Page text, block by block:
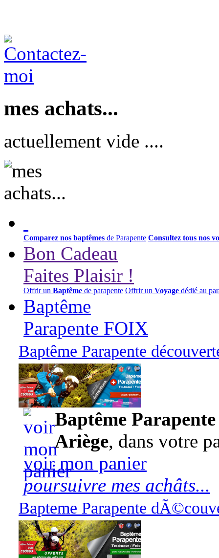
mes achats...
actuellement vide ....
Comparez nos baptêmes de Parapente Consultez tous nos
Bon Cadeau
Faites Plaisir !
Offrir un Baptême de parapente Offrir un Voyage dédié au
Baptême
Parapente FOIX
Baptême Parapente
95,00 euros
Baptême
Ariège, dans votre
voir mon panier
poursuivre mes achâts...
Bapteme Parapente